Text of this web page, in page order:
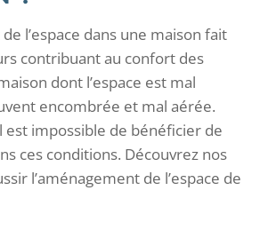
l’espace dans une maison fait
contribuant au confort des
dont l’espace est mal
encombrée et mal aérée.
est impossible de bénéficier de
ces conditions. Découvrez nos
l’aménagement de l’espace de